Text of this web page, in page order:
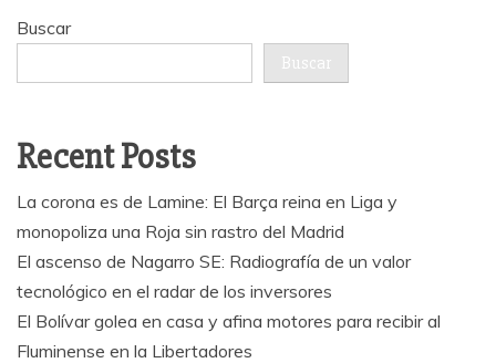
Buscar
Buscar
Recent Posts
La corona es de Lamine: El Barça reina en Liga y
monopoliza una Roja sin rastro del Madrid
El ascenso de Nagarro SE: Radiografía de un valor
tecnológico en el radar de los inversores
El Bolívar golea en casa y afina motores para recibir al
Fluminense en la Libertadores